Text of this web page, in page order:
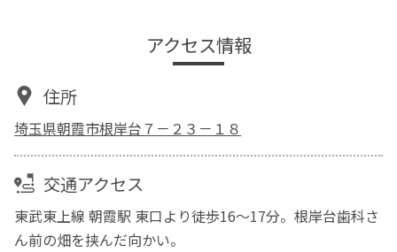
アクセス情報
住所
埼玉県朝霞市根岸台７－２３－１８
交通アクセス
東武東上線 朝霞駅 東口より徒歩16～17分。根岸台歯科さ
ん前の畑を挟んだ向かい。